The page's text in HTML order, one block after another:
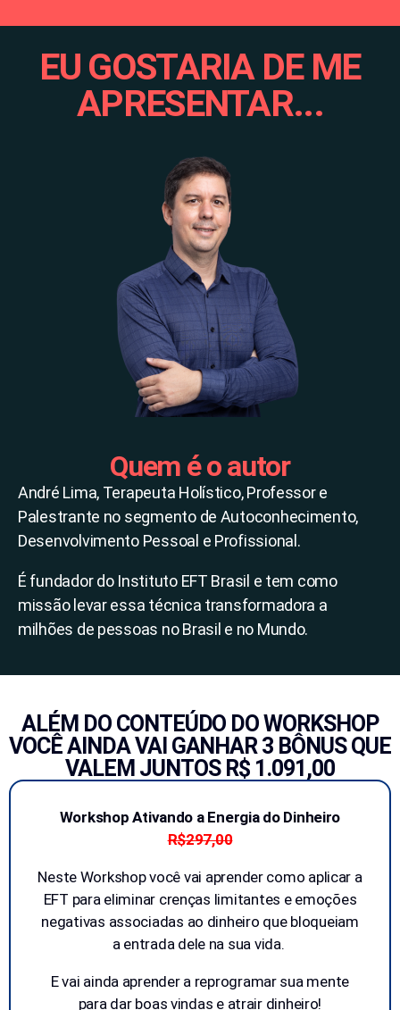
EU GOSTARIA DE ME
APRESENTAR...
Quem é o autor
André Lima, Terapeuta Holístico, Professor e
Palestrante no segmento de Autoconhecimento,
Desenvolvimento Pessoal e Profissional.
É fundador do Instituto EFT Brasil e tem como
missão levar essa técnica transformadora a
milhões de pessoas no Brasil e no Mundo.
ALÉM DO CONTEÚDO DO WORKSHOP
VOCÊ AINDA VAI GANHAR 3 BÔNUS QUE
VALEM JUNTOS R$ 1.091,00
Workshop Ativando a Energia do Dinheiro
R$297,00
Neste Workshop você vai aprender como aplicar a
EFT para eliminar crenças limitantes e emoções
negativas associadas ao dinheiro que bloqueiam
a entrada dele na sua vida.
E vai ainda aprender a reprogramar sua mente
para dar boas vindas e atrair dinheiro!